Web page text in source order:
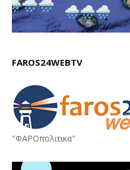
FAROS24WEBTV
"ΦΑΡΟπολιτικα"